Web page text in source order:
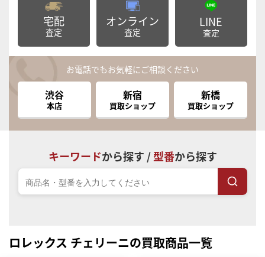
宅配
査定
オンライン
査定
LINE
査定
お電話でもお気軽にご相談ください
渋谷
本店
新宿
買取ショップ
新橋
買取ショップ
キーワードから探す /型番から探す
ロレックス チェリーニの買取商品一覧